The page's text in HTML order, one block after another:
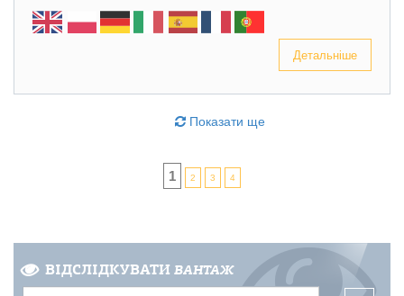
Детальніше
Показати ще
1 2 3 4
ВІДСЛІДКУВАТИ ВАНТАЖ